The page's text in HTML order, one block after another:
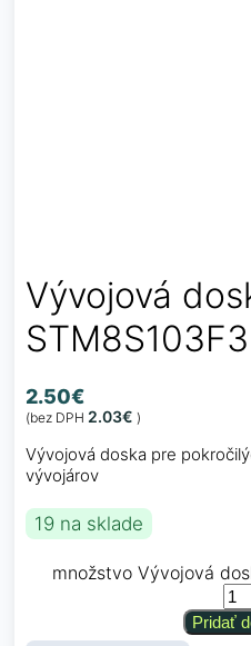
Vývojová
2.50€
(bez DPH 2.03€ )
Vývojová doska pre
vývojárov
19 na sklade
množstvo Vývojová
Pridať